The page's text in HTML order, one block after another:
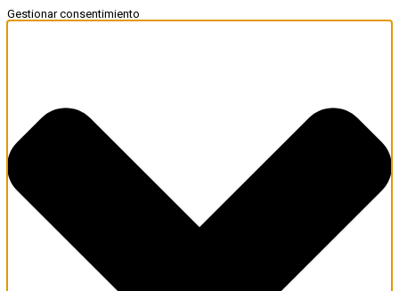
Gestionar consentimiento